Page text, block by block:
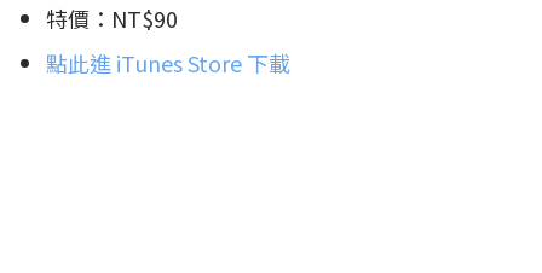
特價：NT$90
點此進 iTunes Store 下載